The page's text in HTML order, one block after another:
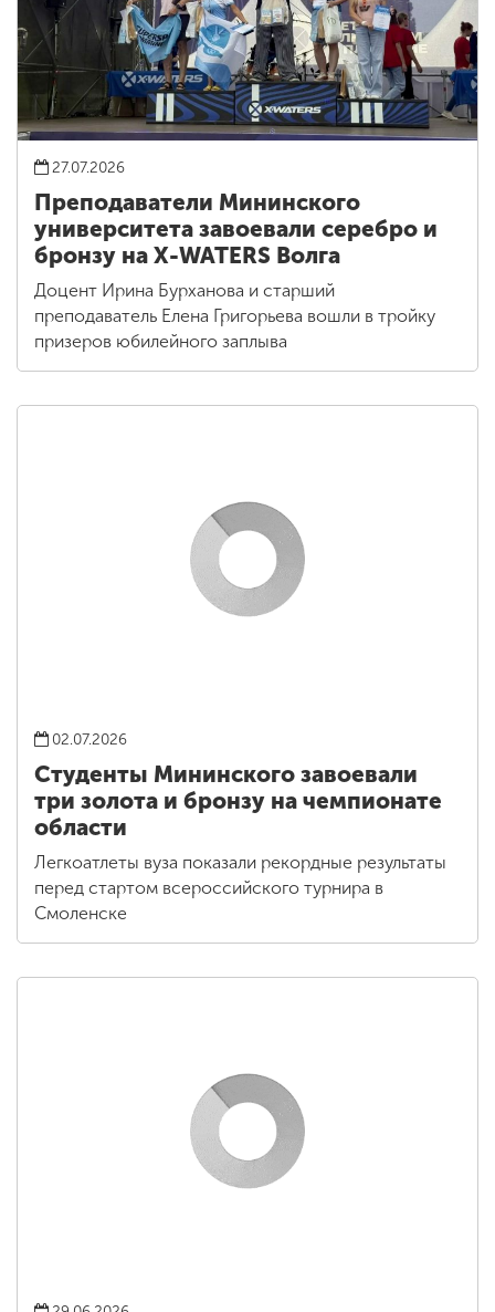
27.07.2026
Преподаватели Мининского
университета завоевали серебро и
бронзу на X-WATERS Волга
Доцент Ирина Бурханова и старший
преподаватель Елена Григорьева вошли в тройку
призеров юбилейного заплыва
02.07.2026
Студенты Мининского завоевали
три золота и бронзу на чемпионате
области
Легкоатлеты вуза показали рекордные результаты
перед стартом всероссийского турнира в
Смоленске